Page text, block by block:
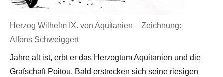
Herzog Wilhelm IX. von Aquitanien – Zeichnung:
Alfons Schweiggert
Jahre alt ist, erbt er das Herzogtum Aquitanien und die
Grafschaft Poitou. Bald erstrecken sich seine riesigen